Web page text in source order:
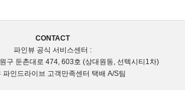
CONTACT
파인뷰 공식 서비스센터 :
구 둔촌대로 474, 603호 (상대원동, 선텍시티1차)
파인드라이브 고객만족센터 택배 A/S팀